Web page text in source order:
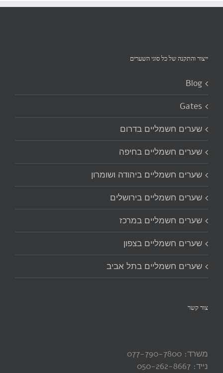
ייצור והתקנה של כל סוגי השערים‏
Blog
Gates
שערים חשמליים בדרום
שערים חשמליים בחיפה
שערים חשמליים ביהודה ושומרון
שערים חשמליים בירושלים
שערים חשמליים במרכז
שערים חשמליים בצפון
שערים חשמליים בתל אביב
צור קשר
משרד: 077-790-7800
נייד: 050-262-8667